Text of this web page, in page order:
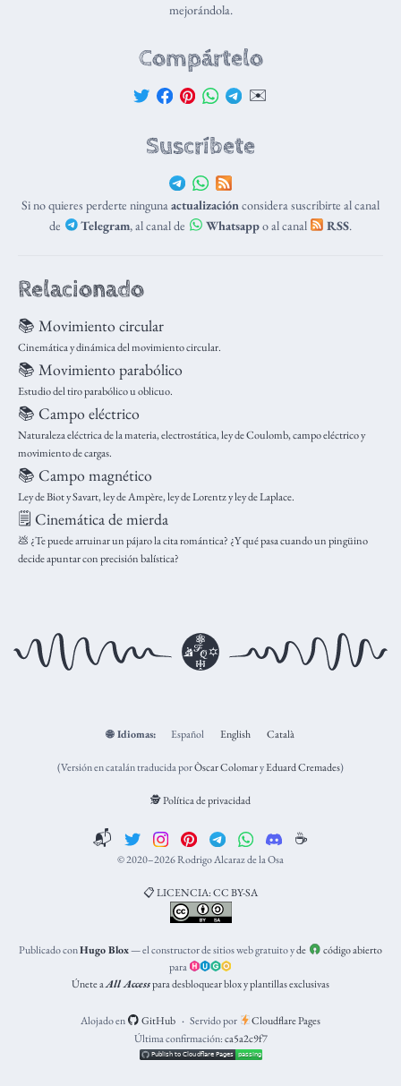
mejorándola.
Compártelo
✉️
Suscríbete
Si no quieres perderte ningunaactualizaciónconsidera suscribirte al canal
de
Telegram, al canal de Whatsappo al canal RSS.
Relacionado
📚 Movimiento circular
Cinemática y dinámica del movimiento circular.
📚 Movimiento parabólico
Estudio del tiro parabólico u oblicuo.
📚 Campo eléctrico
Naturaleza eléctrica de la materia, electrostática, ley de Coulomb, campo eléctrico y
movimiento de cargas.
📚 Campo magnético
Ley de Biot y Savart, ley de Ampère, ley de Lorentz y ley de Laplace.
🗒️ Cinemática de mierda
💩 ¿Te puede arruinar un pájaro la cita romántica? ¿Y qué pasa cuando un pingüino
decide apuntar con precisión balística?
🌐 Idiomas: Español English Català
(Versión en catalán traducida porÒscar ColomaryEduard Cremades)
🕵️ Política de privacidad
📬 ☕️
© 2020–2026 Rodrigo Alcaraz de la Osa
📋 LICENCIA: CC BY-SA
Publicado conHugo Blox— el constructor de sitios web gratuito yde
código abierto
para
Únete aAll Accesspara desbloquear blox y plantillas exclusivas
Alojado en GitHub Servido por
Cloudflare Pages
Última confirmación:ca5a2c9f7